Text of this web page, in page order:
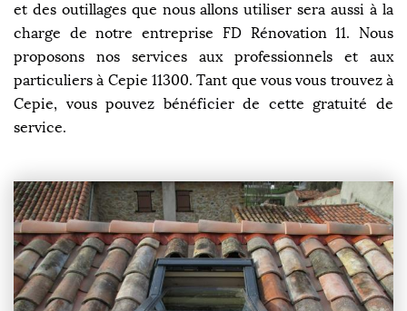
et des outillages que nous allons utiliser sera aussi à la
charge de notre entreprise FD Rénovation 11. Nous
proposons nos services aux professionnels et aux
particuliers à Cepie 11300. Tant que vous vous trouvez à
Cepie, vous pouvez bénéficier de cette gratuité de
service.